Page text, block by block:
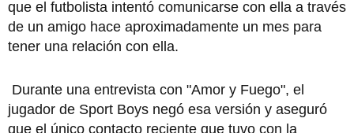
que el futbolista intentó comunicarse con ella a través
de un amigo hace aproximadamente un mes para
tener una relación con ella.
Durante una entrevista con "Amor y Fuego", el
jugador de Sport Boys negó esa versión y aseguró
que el único contacto reciente que tuvo con la